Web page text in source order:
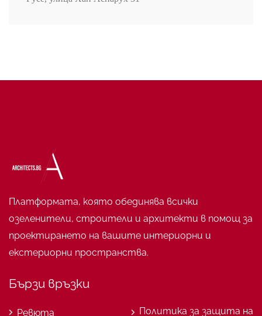
Платформата, която обединява всички
озеленители, строители и архитекти в помощ за
проектирането на вашите интериорни и
екстериорни пространства.
Бързи връзки
Ревюта Политика за защита на